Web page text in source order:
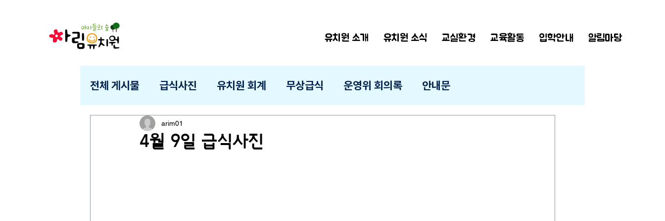
유치원 소개 유치원 소식 교실환경 교육활동 입학안내 알림마당
전체 게시물 급식사진 유치원 회계 무상급식 운영위 회의록 안내문
4월 9일 급식사진
arim01